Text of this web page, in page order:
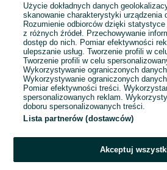
E-mail
Hasło
Użycie dokładnych danych
skanowanie charakterystyki urządzenia
Rozumienie odbiorców dzięki
z różnych źródeł. Przechowywanie
dostęp do nich. Pomiar efektywności
ulepszanie usług. Tworzenie profili w
Tworzenie profili w celu
Wykorzystywanie ograniczonych
Wykorzystywanie ograniczonych
Pomiar efektywności treści.
spersonalizowanych reklam.
doboru spersonalizowanych treści.
Lista partnerów (dostawców)
Akceptuj